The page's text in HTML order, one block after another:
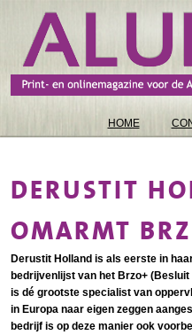
HOME
DERUSTIT
OMARMT
Derustit Holland is als eerste in
bedrijvenlijst van het Brzo+
is dé grootste specialist van
in Europa naar eigen zeggen
bedrijf is op deze manier ook